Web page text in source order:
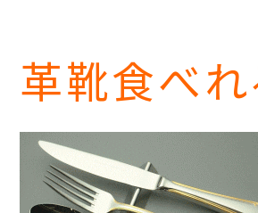
革靴食べれ